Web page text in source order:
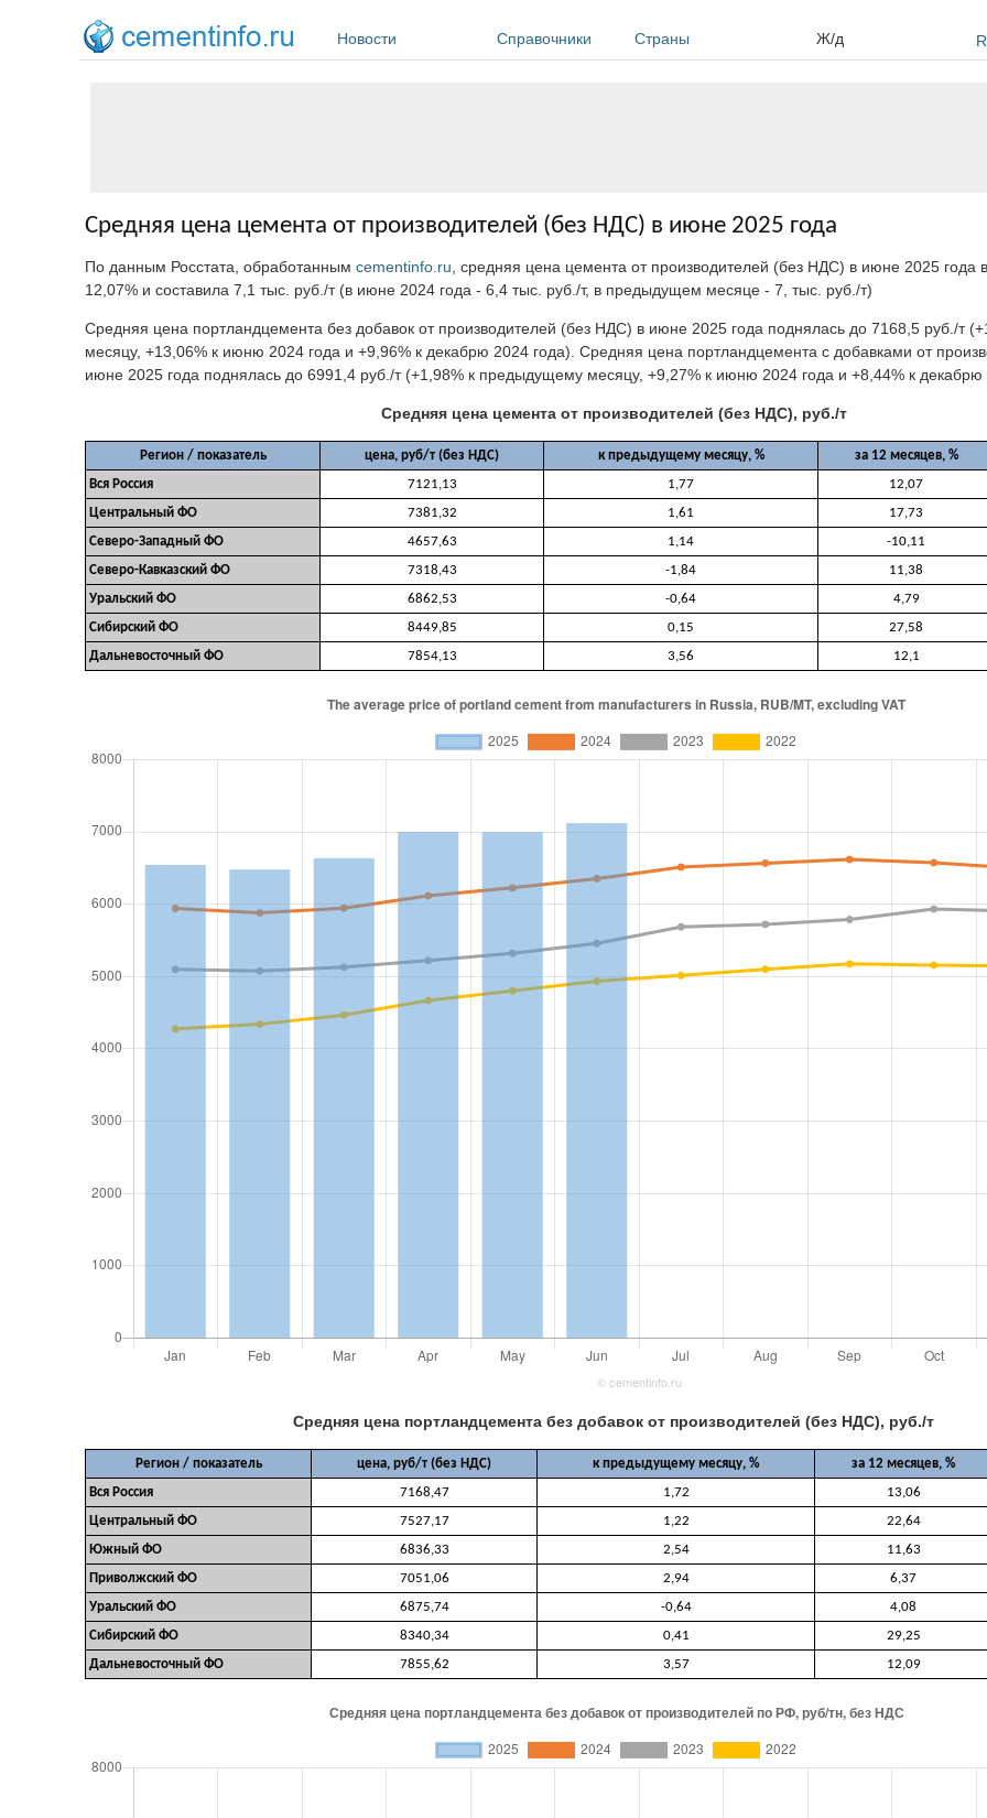
Новости
Справочники Страны Ж/д
Средняя цена цемента от производителей (без НДС) в июне 2025 года
По данным Росстата, обработанным cementinfo.ru , средняя цена цемента от производителей (без НДС) в июне 2025 года
12,07% и составила 7,1 тыс. руб./т (в июне 2024 года - 6,4 тыс. руб./т, в предыдущем месяце - 7, тыс. руб./т)
Средняя цена портландцемента без добавок от производителей (без НДС) в июне 2025 года поднялась до 7168,5 руб./т
месяцу, +13,06% к июню 2024 года и +9,96% к декабрю 2024 года). Средняя цена портландцемента с добавками от
июне 2025 года поднялась до 6991,4 руб./т (+1,98% к предыдущему месяцу, +9,27% к июню 2024 года и +8,44% к декабрю
Средняя цена цемента от производителей (без НДС), руб./т
Регион / показатель цена, руб/т (без НДС) к предыдущему месяцу, % за 12 месяцев, %
Вся Россия
7121,13 1,77 12,07
Центральный ФО
7381,32 1,61 17,73
Северо-Западный ФО
4657,63 1,14 -10,11
Северо-Кавказский ФО
7318,43 -1,84 11,38
Уральский ФО
6862,53 -0,64 4,79
Сибирский ФО
8449,85 0,15 27,58
Дальневосточный ФО
7854,13 3,56 12,1
Средняя цена портландцемента без добавок от производителей (без НДС), руб./т
Регион / показатель цена, руб/т (без НДС) к предыдущему месяцу, % за 12 месяцев, %
Вся Россия
7168,47 1,72 13,06
Центральный ФО
7527,17 1,22 22,64
Южный ФО
6836,33 2,54 11,63
Приволжский ФО
7051,06 2,94 6,37
Уральский ФО
6875,74 -0,64 4,08
Сибирский ФО
8340,34 0,41 29,25
Дальневосточный ФО
7855,62 3,57 12,09